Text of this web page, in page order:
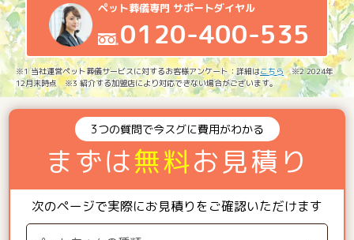
ペット葬儀専門 サポートダイヤル
0120-400-535
※1 当社運営ペット葬儀サービスに対するお客様アンケート：詳細はこちら ※2 2024年
12月末時点 ※3 紹介する加盟店により対応できない場合がございます。
3つの質問で今スグに費用がわかる
まずは無料お見積り
次のページで実際にお見積りをご確認いただけます